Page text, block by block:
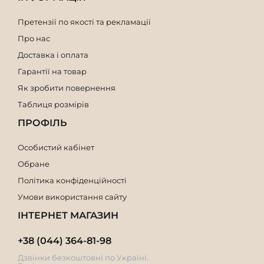
Претензії по якості та рекламації
Про нас
Доставка і оплата
Гарантії на товар
Як зробити повернення
Таблиця розмірів
ПРОФІЛЬ
Особистий кабінет
Обране
Політика конфіденційності
Умови використання сайту
ІНТЕРНЕТ МАГАЗИН
+38 (044) 364-81-98
Дзвінки безкоштовні по Україні.